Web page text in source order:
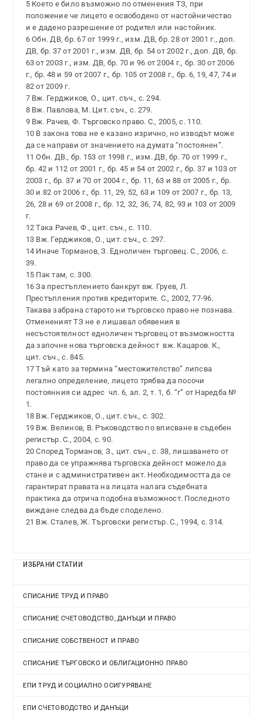
5 Което е било възможно по отменения ТЗ, при
положение че лицето е освободено от настойничество
и е дадено разрешение от родител или настойник.
6 Обн. ДВ, бр. 67 от 1999 г., изм. ДВ, бр. 28 от 2001 г., доп.
ДВ, бр. 37 от 2001 г., изм. ДВ, бр. 54 от 2002 г., доп. ДВ, бр.
63 от 2003 г., изм. ДВ, бр. 70 и 96 от 2004 г., бр. 30 от 2006
г., бр. 48 и 59 от 2007 г., бр. 105 от 2008 г., бр. 6, 19, 47, 74 и
82 от 2009 г.
7 Вж. Герджиков, О., цит. съч., с. 294.
8 Вж. Павлова, М. Цит. съч., с. 279.
9 Вж. Рачев, Ф. Търговско право. С., 2005, с. 110.
10 В закона това не е казано изрично, но изводът може
да се направи от значението на думата “постоянен”.
11 Обн. ДВ., бр. 153 от 1998 г., изм. ДВ, бр. 70 от 1999 г.,
бр. 42 и 112 от 2001 г., бр. 45 и 54 от 2002 г., бр. 37 и 103 от
2003 г., бр. 37 и 70 от 2004 г., бр. 11, 63 и 88 от 2005 г., бр.
30 и 82 от 2006 г., бр. 11, 29, 52, 63 и 109 от 2007 г., бр. 13,
26, 28 и 69 от 2008 г., бр. 12, 32, 36, 74, 82, 93 и 103 от 2009
г.
12 Така Рачев, Ф., цит. съч., с. 110.
13 Вж. Герджиков, О., цит. съч., с. 297.
14 Иначе Торманов, З. Едноличен търговец. С., 2006, с.
39.
15 Пак там, с. 300.
16 За престъплението банкрут вж. Груев, Л.
Престъпления против кредиторите. С., 2002, 77-96.
Такава забрана старото ни търговско право не познава.
Отмененият ТЗ не е лишавал обявения в
несъстоятелност едноличен търговец от възможността
да започне нова търговска дейност ­ вж. Кацаров. К.,
цит. съч., с. 845.
17 Тъй като за термина “местожителство” липсва
легално определение, лицето трябва да посочи
постоянния си адрес ­ чл. 6, ал. 2, т. 1, б. “г” от Наредба №
1.
18 Вж. Герджиков, О., цит. съч., с. 302.
19 Вж. Велинов, В. Ръководство по вписване в съдебен
регистър. С., 2004, с. 90.
20 Според Торманов, З., цит. съч., с. 38, лишаването от
право да се упражнява търговска дейност можело да
стане и с административен акт. Необходимостта да се
гарантират правата на лицата налага съдебната
практика да отрича подобна възможност. Последното
виждане следва да бъде споделено.
21 Вж. Сталев, Ж. Търговски регистър. С., 1994, с. 314.
ИЗБРАНИ СТАТИИ
СПИСАНИЕ ТРУД И ПРАВО
СПИСАНИЕ СЧЕТОВОДСТВО, ДАНЪЦИ И ПРАВО
СПИСАНИЕ СОБСТВЕНОСТ И ПРАВО
СПИСАНИЕ ТЪРГОВСКО И ОБЛИГАЦИОННО ПРАВО
ЕПИ ТРУД И СОЦИАЛНО ОСИГУРЯВАНЕ
ЕПИ СЧЕТОВОДСТВО И ДАНЪЦИ